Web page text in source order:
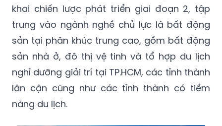
khai chiến lược phát triển giai đoạn 2, tập
trung vào ngành nghề chủ lực là bất động
sản tại phân khúc trung cao, gồm bất động
sản nhà ở, đô thị vệ tinh và tổ hợp du lịch
nghỉ dưỡng giải trí tại TP.HCM, các tỉnh thành
lân cận cũng như các tỉnh thành có tiềm
năng du lịch.